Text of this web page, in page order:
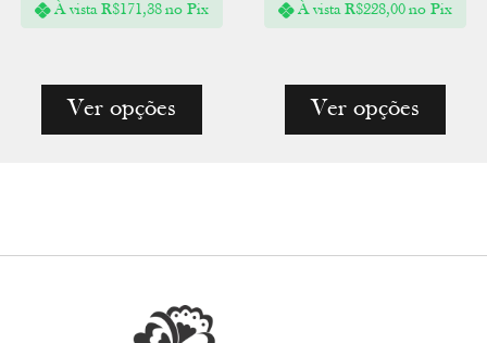
À vista R$171,38 no Pix
Ver opções
À vista R$228,00 no Pix
Ver opções